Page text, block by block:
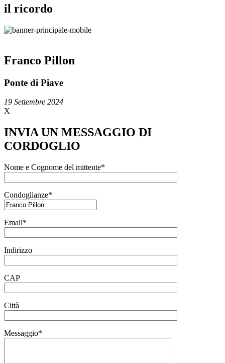
il ricordo
Franco Pillon
Ponte di Piave
19 Settembre 2024
X
INVIA UN MESSAGGIO DI
CORDOGLIO
Nome e Cognome del mittente*
Condoglianze*
Email*
Indirizzo
CAP
Città
Messaggio*